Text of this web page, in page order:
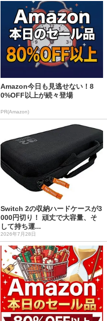
Amazon今日も見逃せない！8
0%OFF以上が続々登場
PR(Amazon)
Switch 2の収納ハードケースが3
000円切り！ 頑丈で大容量、そ
して持ち運...
2026年7月28日